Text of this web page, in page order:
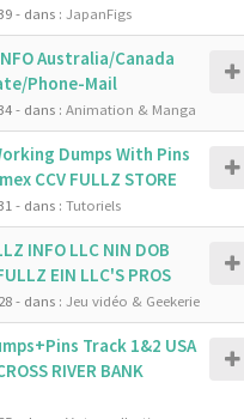
- dans : JapanFigs
Australia/Canada
Phone-Mail
- dans : Animation & Manga
Dumps With Pins
CCV FULLZ STORE
- dans : Tutoriels
INFO LLC NIN DOB
EIN LLC'S PROS
- dans : Jeu vidéo & Geekerie
Track 1&2 USA
RIVER BANK